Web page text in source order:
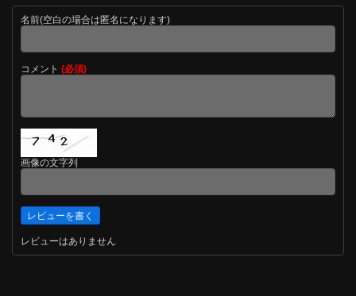
名前(空白の場合は匿名になります)
コメント (必須)
画像の文字列
レビューはありません